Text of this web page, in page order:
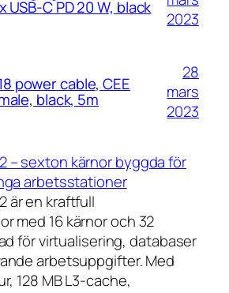
USB-C PD 20 W, black
2023
power cable, CEE
black, 5m
28
mars
2023
– sexton kärnor byggda för
arbetsstationer
är en kraftfull
med 16 kärnor och 32
för virtualisering, databaser
arbetsuppgifter. Med
128 MB L3-cache,